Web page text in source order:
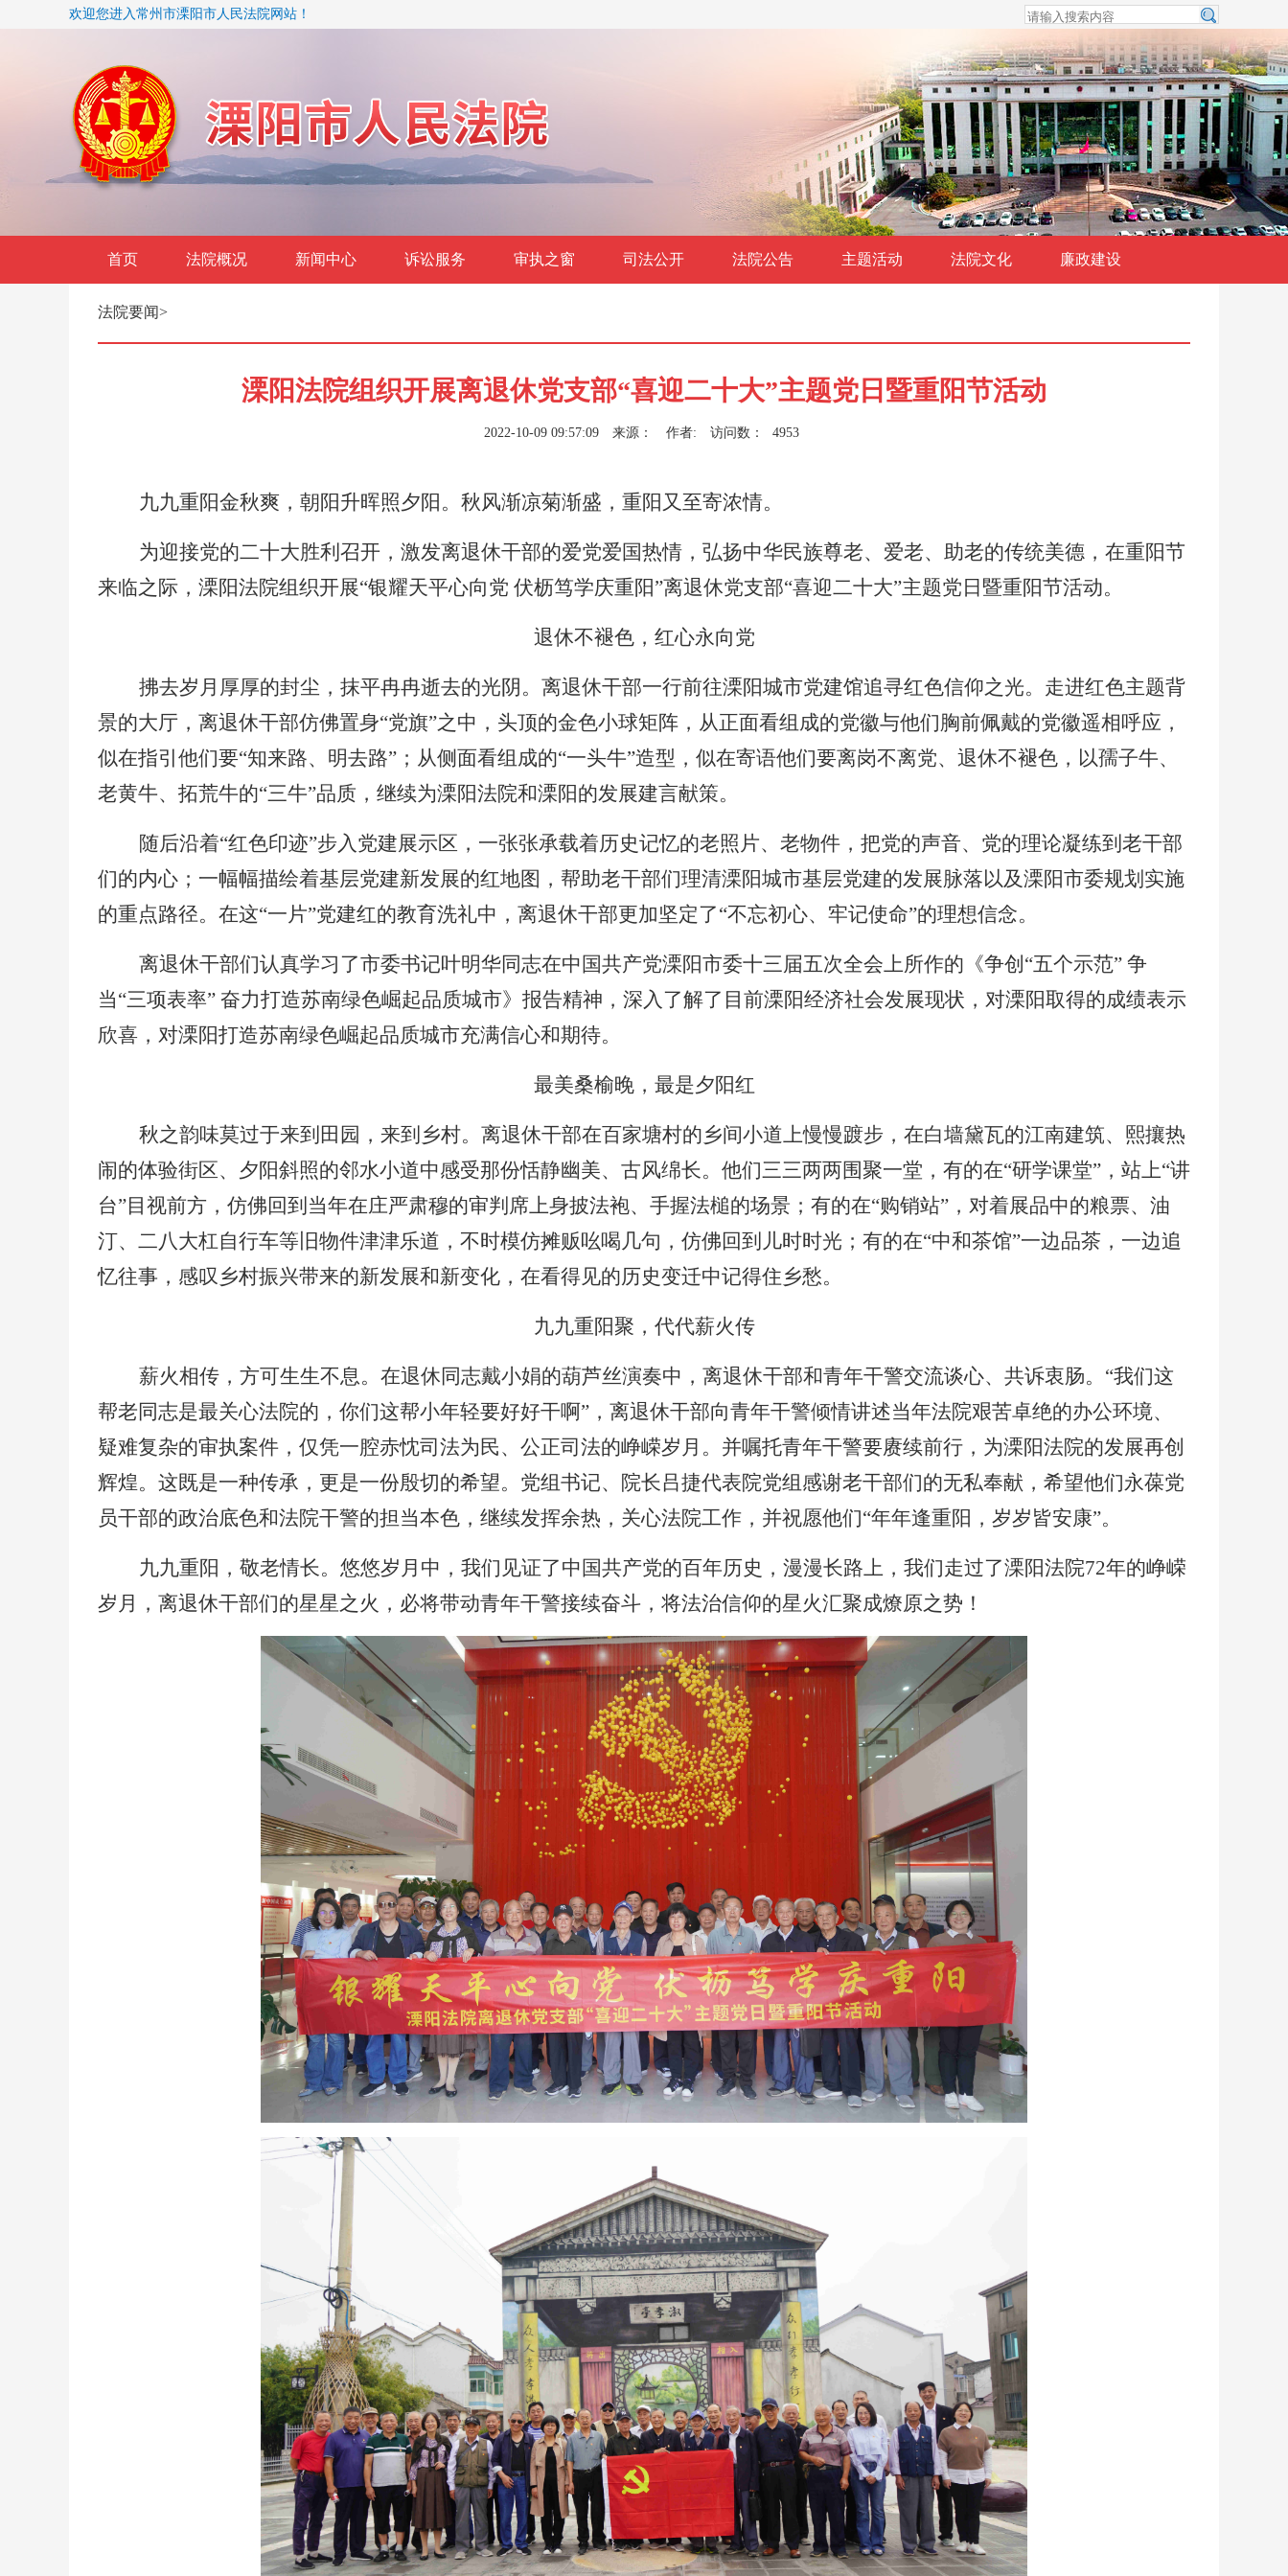
欢迎您进入常州市溧阳市人民法院网站！
首页 法院概况 新闻中心 诉讼服务 审执之窗 司法公开 法院公告 主题活动 法院文化 廉政建设
法院要闻>
溧阳法院组织开展离退休党支部“喜迎二十大”主题党日暨重阳节活动
2022-10-09 09:57:09 来源： 作者: 访问数： 4953
九九重阳金秋爽，朝阳升晖照夕阳。秋风渐凉菊渐盛，重阳又至寄浓情。
为迎接党的二十大胜利召开，激发离退休干部的爱党爱国热情，弘扬中华民族尊老、爱老、助老的传统美德，在重阳节
来临之际，溧阳法院组织开展“银耀天平心向党 伏枥笃学庆重阳”离退休党支部“喜迎二十大”主题党日暨重阳节活动。
退休不褪色，红心永向党
拂去岁月厚厚的封尘，抹平冉冉逝去的光阴。离退休干部一行前往溧阳城市党建馆追寻红色信仰之光。走进红色主题背
景的大厅，离退休干部仿佛置身“党旗”之中，头顶的金色小球矩阵，从正面看组成的党徽与他们胸前佩戴的党徽遥相呼应，
似在指引他们要“知来路、明去路”；从侧面看组成的“一头牛”造型，似在寄语他们要离岗不离党、退休不褪色，以孺子牛、
老黄牛、拓荒牛的“三牛”品质，继续为溧阳法院和溧阳的发展建言献策。
随后沿着“红色印迹”步入党建展示区，一张张承载着历史记忆的老照片、老物件，把党的声音、党的理论凝练到老干部
们的内心；一幅幅描绘着基层党建新发展的红地图，帮助老干部们理清溧阳城市基层党建的发展脉落以及溧阳市委规划实施
的重点路径。在这“一片”党建红的教育洗礼中，离退休干部更加坚定了“不忘初心、牢记使命”的理想信念。
离退休干部们认真学习了市委书记叶明华同志在中国共产党溧阳市委十三届五次全会上所作的《争创 “五个示范” 争
当“三项表率” 奋力打造苏南绿色崛起品质城市》报告精神，深入了解了目前溧阳经济社会发展现状，对溧阳取得的成绩表示
欣喜，对溧阳打造苏南绿色崛起品质城市充满信心和期待。
最美桑榆晚，最是夕阳红
秋之韵味莫过于来到田园，来到乡村。离退休干部在百家塘村的乡间小道上慢慢踱步，在白墙黛瓦的江南建筑、熙攘热
闹的体验街区、夕阳斜照的邻水小道中感受那份恬静幽美、古风绵长。他们三三两两围聚一堂，有的在“研学课堂”，站上“讲
台”目视前方，仿佛回到当年在庄严肃穆的审判席上身披法袍、手握法槌的场景；有的在“购销站”，对着展品中的粮票、油
汀、二八大杠自行车等旧物件津津乐道，不时模仿摊贩吆喝几句，仿佛回到儿时时光；有的在“中和茶馆”一边品茶，一边追
忆往事，感叹乡村振兴带来的新发展和新变化，在看得见的历史变迁中记得住乡愁。
九九重阳聚，代代薪火传
薪火相传，方可生生不息。在退休同志戴小娟的葫芦丝演奏中，离退休干部和青年干警交流谈心、共诉衷肠。 “我们这
帮老同志是最关心法院的，你们这帮小年轻要好好干啊”，离退休干部向青年干警倾情讲述当年法院艰苦卓绝的办公环境、
疑难复杂的审执案件，仅凭一腔赤忱司法为民、公正司法的峥嵘岁月。并嘱托青年干警要赓续前行，为溧阳法院的发展再创
辉煌。这既是一种传承，更是一份殷切的希望。党组书记、院长吕捷代表院党组感谢老干部们的无私奉献，希望他们永葆党
员干部的政治底色和法院干警的担当本色，继续发挥余热，关心法院工作，并祝愿他们“年年逢重阳，岁岁皆安康”。
九九重阳，敬老情长。悠悠岁月中，我们见证了中国共产党的百年历史，漫漫长路上，我们走过了溧阳法院72年的峥嵘
岁月，离退休干部们的星星之火，必将带动青年干警接续奋斗，将法治信仰的星火汇聚成燎原之势！